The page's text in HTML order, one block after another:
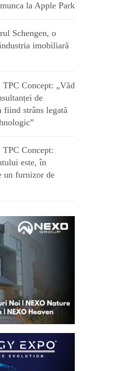
la Apple Park
Schengen, o
imobiliară
Concept: „Văd
de
fiind strâns legată
Concept:
este, în
un furnizor de